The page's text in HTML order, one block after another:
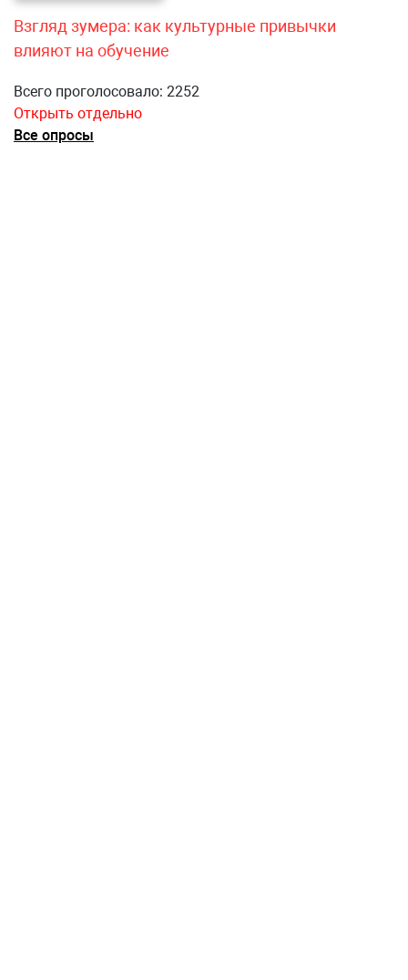
Взгляд зумера: как культурные привычки
влияют на обучение
Всего проголосовало: 2252
Открыть отдельно
Все опросы